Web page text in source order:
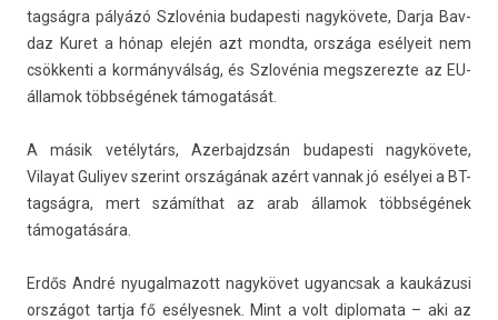
tagságra pályázó Szlovénia budapes­ti nagykövete, Darja Bav­
daz Kuret a hónap elején azt mondta, országa esélyeit nem
csök­kenti a kormányválság, és Szlovénia megszerez­te az EU-
államok többségének támogatását.
A másik vetélytárs, Azer­bajdzsán budapes­ti nagykövete,
Vilayat Guliyev szerint országának azért van­nak jó esélyei a BT-
tagságra, mert számíthat az arab államok többségének
támogatására.
Erdős André nyugal­mazott nagykövet ugyancsak a kaukázusi
országot tartja fő esélyes­nek. Mint a volt di­plomata – aki az